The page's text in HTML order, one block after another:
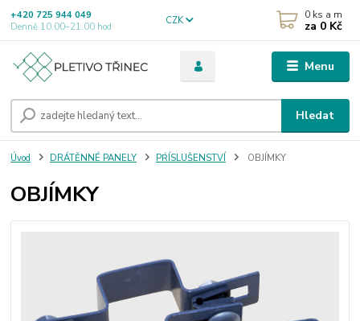
Menu
CZK
Hledat
+420 725 944 049
Denně 10.00–21.00 hod
0 ks a m
za 0 Kč
Úvod DRÁTĚNNÉ PANELY PŔÍSLUŠENSTVÍ OBJÍMKY
OBJÍMKY